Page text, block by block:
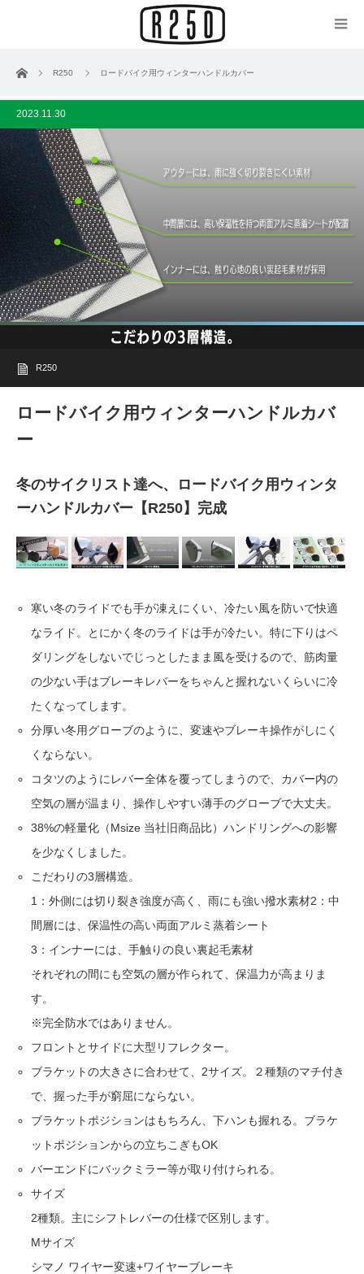
ホーム R250 ロードバイク用ウィンターハンドルカバー
2023.11.30
R250
ロードバイク用ウィンターハンドルカバ
ー
冬のサイクリスト達へ、ロードバイク用ウィンタ
ーハンドルカバー【R250】完成
寒い冬のライドでも手が凍えにくい、冷たい風を防いで快適
なライド。とにかく冬のライドは手が冷たい。特に下りはペ
ダリングをしないでじっとしたまま風を受けるので、筋肉量
の少ない手はブレーキレバーをちゃんと握れないくらいに冷
たくなってします。
分厚い冬用グローブのように、変速やブレーキ操作がしにく
くならない。
コタツのようにレバー全体を覆ってしまうので、カバー内の
空気の層が温まり、操作しやすい薄手のグローブで大丈夫。
38%の軽量化（Msize 当社旧商品比）ハンドリングへの影響
を少なくしました。
こだわりの3層構造。
1：外側には切り裂き強度が高く、雨にも強い撥水素材2：中
間層には、保温性の高い両面アルミ蒸着シート
3：インナーには、手触りの良い裏起毛素材
それぞれの間にも空気の層が作られて、保温力が高まりま
す。
※完全防水ではありません。
フロントとサイドに大型リフレクター。
ブラケットの大きさに合わせて、2サイズ。２種類のマチ付き
で、握った手が窮屈にならない。
ブラケットポジションはもちろん、下ハンも握れる。ブラケ
ットポジションからの立ちこぎもOK
バーエンドにバックミラー等が取り付けられる。
サイズ
2種類。主にシフトレバーの仕様で区別します。
Mサイズ
シマノ ワイヤー変速+ワイヤーブレーキ